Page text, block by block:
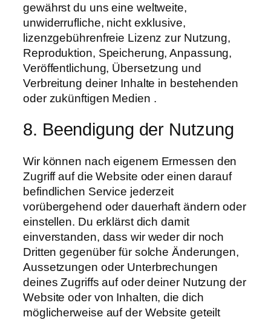
gewährst du uns eine weltweite,
unwiderrufliche, nicht exklusive,
lizenzgebührenfreie Lizenz zur Nutzung,
Reproduktion, Speicherung, Anpassung,
Veröffentlichung, Übersetzung und
Verbreitung deiner Inhalte in bestehenden
oder zukünftigen Medien .
8. Beendigung der Nutzung
Wir können nach eigenem Ermessen den
Zugriff auf die Website oder einen darauf
befindlichen Service jederzeit
vorübergehend oder dauerhaft ändern oder
einstellen. Du erklärst dich damit
einverstanden, dass wir weder dir noch
Dritten gegenüber für solche Änderungen,
Aussetzungen oder Unterbrechungen
deines Zugriffs auf oder deiner Nutzung der
Website oder von Inhalten, die dich
möglicherweise auf der Website geteilt